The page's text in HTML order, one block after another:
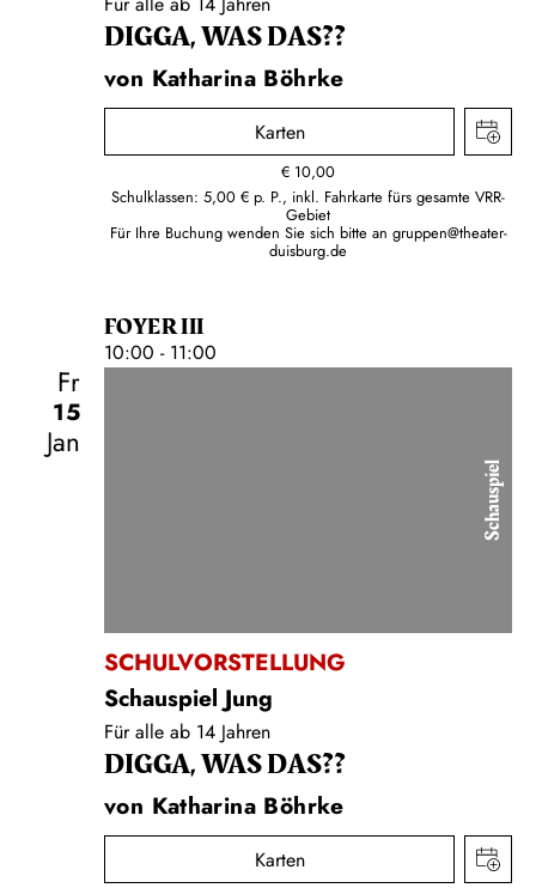
DIGGA, WAS DAS??
von Katharina Böhrke
Karten
€ 10,00
Schulklassen: 5,00 € p. P., inkl. Fahrkarte fürs gesamte VRR-
Gebiet
Für Ihre Buchung wenden Sie sich bitte an gruppen@theater-
duisburg.de
FOYER III
10:00 - 11:00
Fr
15
Jan
Schauspiel
SCHULVORSTELLUNG
Schauspiel Jung
Für alle ab 14 Jahren
DIGGA, WAS DAS??
von Katharina Böhrke
Karten